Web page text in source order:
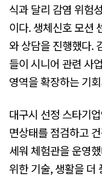
식과 달리 감염 위험
이다. 생체신호 모션
와 상담을 진행했다.
들이 시니어 관련 사
영역을 확장하는 기
대구시 선정 스타기
면상태를 점검하고
세워 체험관을 운영
위한 기술, 생활을 더